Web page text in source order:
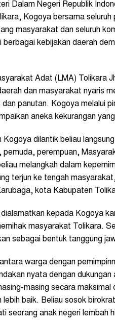
Dalam Negeri Republik
Kogoya bersama seluruh
masyarakat dan seluruh
berbagai kebijakan daerah
Adat (LMA) Tolikara
dan masyarakat nyaris
panutan. Kogoya melalui
aneka kekurangan
Kogoya dilantik beliau
perempuan,
melangkah dalam
terjun ke tengah
kota Kabupaten
kepada Kogoya
masyarakat Tolikara.
sebagai bentuk tanggung
warga dengan
nyata dengan
masing secara maksimal
baik. Beliau sosok
seorang anak negeri lembah